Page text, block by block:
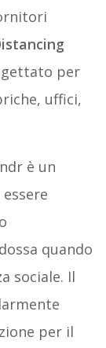
per
uffici,
è un
quando
sociale. Il
per il